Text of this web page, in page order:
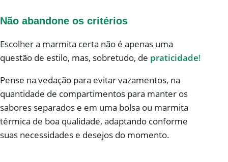
Não abandone os critérios
Escolher a marmita certa não é apenas uma
questão de estilo, mas, sobretudo, de praticidade!
Pense na vedação para evitar vazamentos, na
quantidade de compartimentos para manter os
sabores separados e em uma bolsa ou marmita
térmica de boa qualidade, adaptando conforme
suas necessidades e desejos do momento.